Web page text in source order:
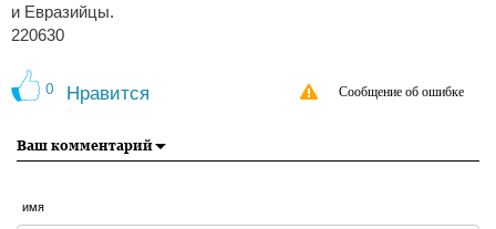
и Евразийцы.
220630
0 Нравится Сообщение об ошибке
Ваш комментарий
имя